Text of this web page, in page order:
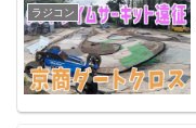
ラジコン